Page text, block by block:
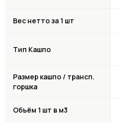
Вес нетто за 1 шт
Тип Кашпо
Размер кашпо / трансп.
горшка
Объём 1 шт в м3